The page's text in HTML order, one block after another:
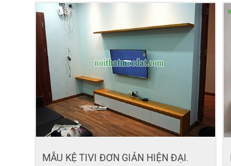
MẪU KỆ TIVI ĐƠN GIẢN HIỆN ĐẠI.